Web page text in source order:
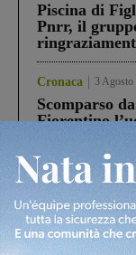
Piscina di
Pnrr, il
Cronaca 3 Agosto
Scomparso
Fiorentino
Cronaca 4
Un anno fa
Gianni,
processo, lo